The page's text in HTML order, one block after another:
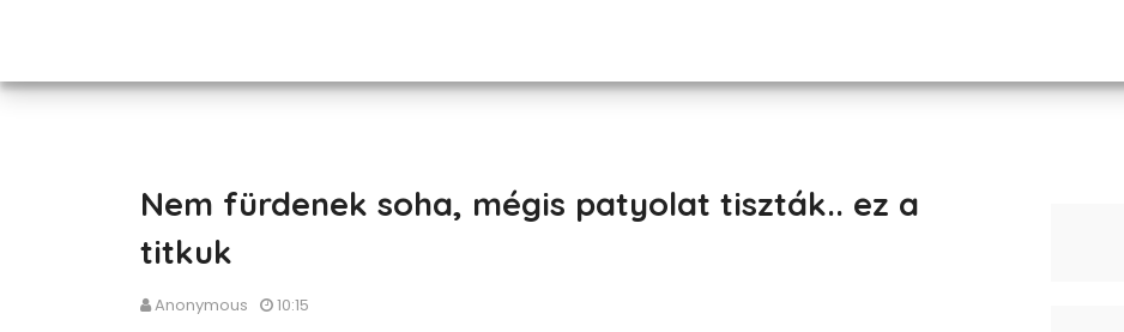
Nem fürdenek soha, mégis patyolat tiszták.. ez a
titkuk
Anonymous 10:15